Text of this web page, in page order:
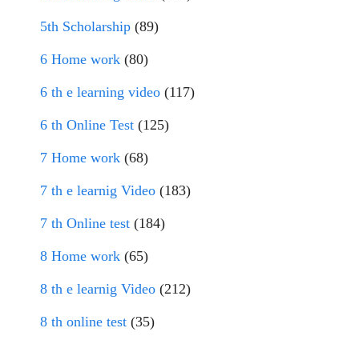
5th Scholarship (89)
6 Home work (80)
6 th e learning video (117)
6 th Online Test (125)
7 Home work (68)
7 th e learnig Video (183)
7 th Online test (184)
8 Home work (65)
8 th e learnig Video (212)
8 th online test (35)